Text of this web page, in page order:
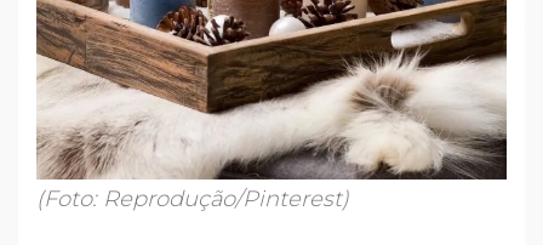
(Foto: Reprodução/Pinterest)